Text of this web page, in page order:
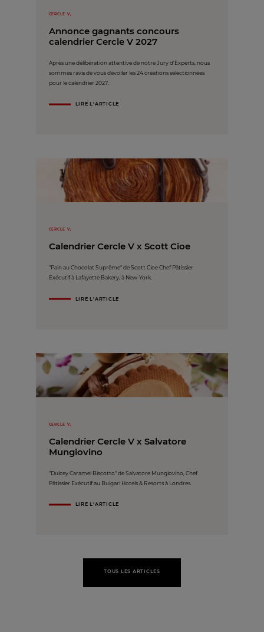
CERCLE V,
Annonce gagnants concours
calendrier Cercle V 2027
Après une délibération attentive de notre Jury d’Experts, nous
sommes ravis de vous dévoiler les 24 créations sélectionnées
pour le calendrier 2027.
LIRE L'ARTICLE
CERCLE V,
Calendrier Cercle V x Scott Cioe
"Pain au Chocolat Suprême" de Scott Cioe Chef Pâtissier
Exécutif à Lafayette Bakery, à New-York.
LIRE L'ARTICLE
CERCLE V,
Calendrier Cercle V x Salvatore
Mungiovino
"Dulcey Caramel Biscotto" de Salvatore Mungiovino, Chef
Pâtissier Exécutif au Bulgari Hotels & Resorts à Londres.
LIRE L'ARTICLE
TOUS LES ARTICLES